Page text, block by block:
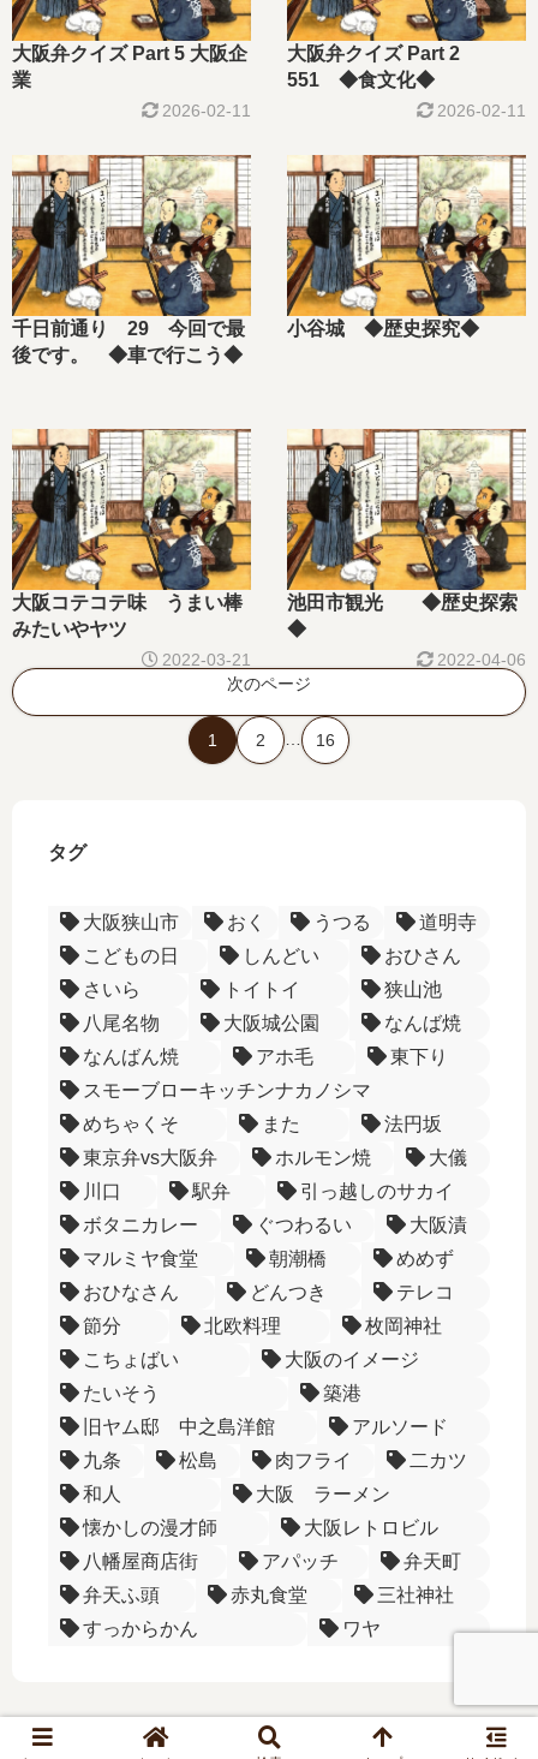
大阪弁クイズ Part 5 大阪企
業
2026-02-11
大阪弁クイズ Part 2
551 ◆食文化◆
2026-02-11
千日前通り 29 今回で最
後です。 ◆車で行こう◆
小谷城 ◆歴史探究◆
大阪コテコテ味 うまい棒
みたいやヤツ
2022-03-21
池田市観光 ◆歴史探索
◆
2022-04-06
次のページ
1 2 … 16
タグ
大阪狭山市 おく うつる
道明寺
こどもの日
しんどい
おひさん
さいら
トイトイ
狭山池
八尾名物
大阪城公園
なんば焼
なんばん焼
アホ毛
東下り
スモーブローキッチンナカノシマ
めちゃくそ
また
法円坂
東京弁vs大阪弁
ホルモン焼
大儀
川口
駅弁
引っ越しのサカイ
ボタニカレー
ぐつわるい
大阪漬
マルミヤ食堂
朝潮橋
めめず
おひなさん
どんつき
テレコ
節分
北欧料理
枚岡神社
こちょばい
大阪のイメージ
たいそう
築港
旧ヤム邸 中之島洋館
アルソード
九条
松島 肉フライ
二カツ
和人
大阪 ラーメン
懐かしの漫才師
大阪レトロビル
八幡屋商店街
アパッチ
弁天町
弁天ふ頭
赤丸食堂
三社神社
すっからかん
ワヤ